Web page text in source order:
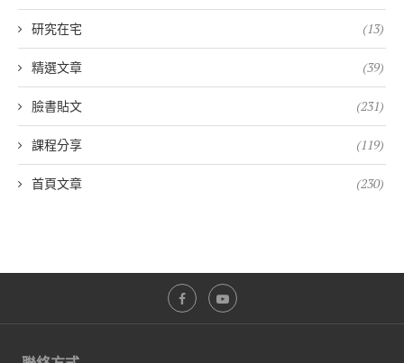
研究在宅 (13)
精選文章 (39)
臉書貼文 (231)
課程分享 (119)
首頁文章 (230)